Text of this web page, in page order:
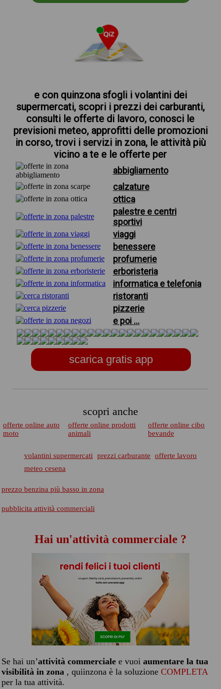
e con quinzona sfogli i volantini dei
supermercati, scopri i prezzi dei carburanti,
consulti le offerte di lavoro, conosci le
previsioni meteo, approfitti delle promozioni
in corso, trovi i servizi in zona, le attività più
vicino a te e le offerte per
abbigliamento
calzature
ottica
palestre e centri
sportivi
viaggi
benessere
profumerie
erboristeria
informatica e telefonia
ristoranti
pizzerie
e poi ...
scarica gratis app
scopri anche
offerte online auto
moto
offerte online prodotti
animali
offerte online cibo
bevande
volantini supermercati prezzi carburante
offerte lavoro
meteo cesena
prezzo benzina più basso in zona
pubblicita attività commerciali
Hai un'attività commerciale ?
Se hai un’attività commerciale e vuoi aumentare la tua
visibilità in zona , quiinzona è la soluzione COMPLETA
per la tua attività.